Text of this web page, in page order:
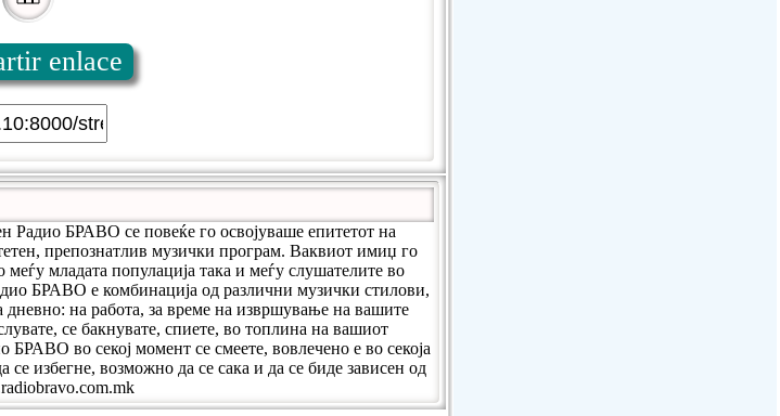
enlace
БРАВО се повеќе го освојуваше епитетот на
препознатлив музички програм. Ваквиот имиџ го
меѓу младата популација така и меѓу слушателите во
БРАВО е комбинација од различни музички стилови,
на работа, за време на извршување на вашите
се бакнувате, спиете, во топлина на вашиот
во секој момент се смеете, вовлечено е во секоја
избегне, возможно да се сака и да се биде зависен од